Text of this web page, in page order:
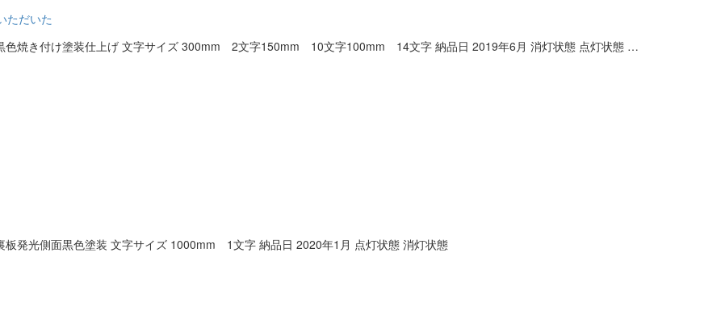
ただいた
色焼き付け塗装仕上げ 文字サイズ 300mm 2文字150mm 10文字100mm 14文字 納品日 2019年6月 消灯状態 点灯状態 …
発光側面黒色塗装 文字サイズ 1000mm 1文字 納品日 2020年1月 点灯状態 消灯状態